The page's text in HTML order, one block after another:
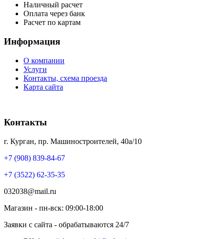
Наличный расчет
Оплата через банк
Расчет по картам
Информация
О компании
Услуги
Контакты, схема проезда
Карта сайта
Контакты
г. Курган, пр. Машиностроителей, 40а/10
+7 (908) 839-84-67
+7 (3522) 62-35-35
032038@mail.ru
Магазин - пн-вск: 09:00-18:00
Заявки с сайта - обрабатываются 24/7